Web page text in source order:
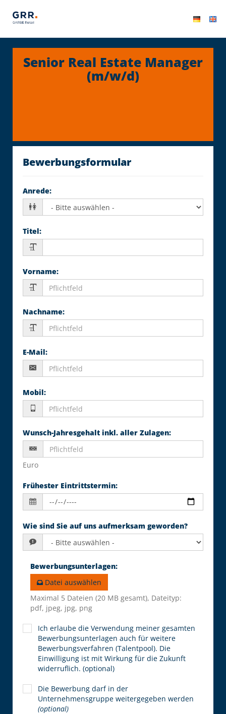
Senior Real Estate Manager
(m/w/d)
Bewerbungsformular
Anrede:
Titel:
Vorname:
Nachname:
E-Mail:
Mobil:
Wunsch-Jahresgehalt inkl. aller Zulagen:
Euro
Frühester Eintrittstermin:
Wie sind Sie auf uns aufmerksam geworden?
Bewerbungsunterlagen:
Datei auswählen
Maximal 5 Dateien (20 MB gesamt), Dateityp:
pdf, jpeg, jpg, png
Ich erlaube die Verwendung meiner gesamten
Bewerbungsunterlagen auch für weitere
Bewerbungsverfahren (Talentpool). Die
Einwilligung ist mit Wirkung für die Zukunft
widerruflich. (optional)
Die Bewerbung darf in der
Unternehmensgruppe weitergegeben werden
(optional)